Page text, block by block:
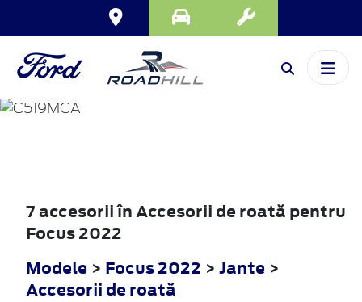
FOCUS
7 accesorii în Accesorii de roată pentru
Focus 2022
Modele > Focus 2022 > Jante >
Accesorii de roată